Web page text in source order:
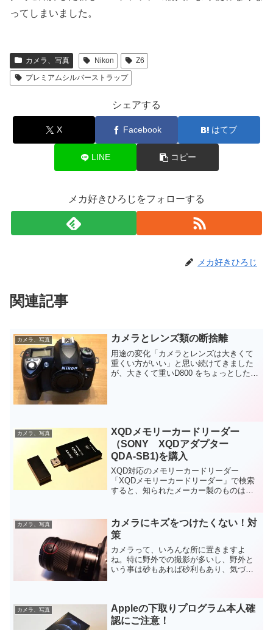
ってしまいました。
カメラ、写真 Nikon
Z6
プレミアムシルバーストラップ
シェアする
X Facebook はてブ
LINE コピー
メカ好きひろじをフォローする
メカ好きひろじ
関連記事
カメラ、写真 カメラとレンズ類の断捨離
用途の変化「カメラとレンズは大きくて
重くい方がいい」と思い続けてきました
が、大きくて重いD800 をちょっとしたお
カメラ、写真
XQDメモリーカードリーダー
（SONY XQDアダプター
QDA-SB1)を購入
XQD対応のメモリーカードリーダー
「XQDメモリーカードリーダー」で検索
すると、知られたメーカー製のものはソ
QDA-SB1」 の２種しか出てきませんでし
た。 N...
カメラ、写真
カメラにキズをつけたくない！対
策
カメラって、いろんな所に置きますよ
ね。特に野外での撮影が多いし、野外と
いう事は砂もあれば砂利もあり、気づけ
り、新品のうちに少しは対策を...
カメラ、写真
Appleの下取りプログラム本人確
認にご注意！